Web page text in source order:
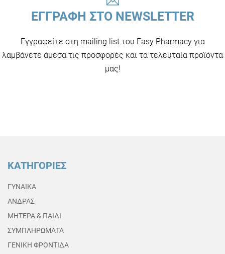
ΕΓΓΡΑΦΗ ΣΤΟ NEWSLETTER
Εγγραφείτε στη mailing list του Easy Pharmacy για
λαμβάνετε άμεσα τις προσφορές και τα τελευταία προϊόντα
μας!
ΚΑΤΗΓΟΡΙΕΣ
ΓΥΝΑΙΚΑ
ΑΝΔΡΑΣ
ΜΗΤΕΡΑ & ΠΑΙΔΙ
ΣΥΜΠΛΗΡΩΜΑΤΑ
ΓΕΝΙΚΗ ΦΡΟΝΤΙΔΑ